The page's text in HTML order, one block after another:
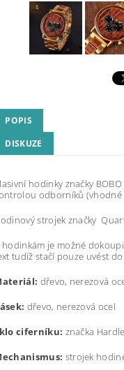
POPIS
DISKUZE
asivní hodinky značky
odborníků (vhodné
strojek značky
hodinkám je možné
tudíž stačí pouze uvést
dřevo, nerezová
dřevo, nerezová ocel
ciferníku: značka
strojek